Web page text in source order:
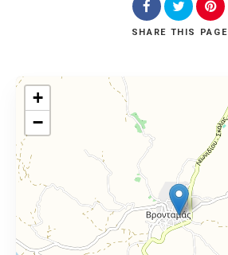
SHARE THIS PAGE
+
−